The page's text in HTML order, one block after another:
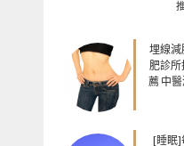
埋線減
肥診所
薦 中
[睡眠]